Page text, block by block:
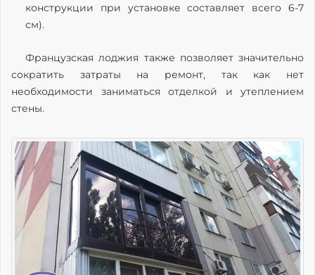
конструкции при установке составляет всего 6-7
см).
Французская лоджия также позволяет значительно
сократить затраты на ремонт, так как нет
необходимости заниматься отделкой и утеплением
стены.